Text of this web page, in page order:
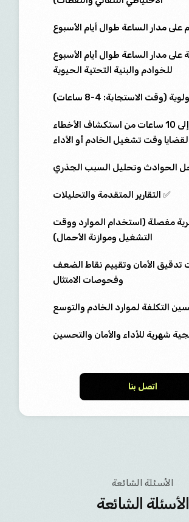
على مدار الساعة طوال أيام الأسبوع
على مدار الساعة طوال أيام الأسبوع
للخوادم والبنية التحتية الحيوية
(وقت الاستجابة: 4-8 ساعات)
ما يصل إلى 10 ساعات من استكشاف الأخطاء
وقت تشغيل الخادم أو الأداء
الحوادث وتحليل السبب الجذري
✅ التقارير المتقدمة والتحليلات
مفصلة (استخدام الموارد ووقت
التشغيل وموازنة الأحمال)
تدقيق الأمان وتقييم نقاط الضعف
وفحوصات الامتثال
التكلفة لموارد الخادم والتوسع
شهرية للأداء والأمان والتحسين
اتصل بنا
الأسئلة الشائعة
الأسئلة الشائعة